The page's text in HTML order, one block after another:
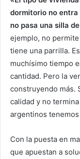
dormitorio no entra
no pasa una silla
ejemplo, no
tiene una parrilla.
muchísimo tiempo
cantidad. Pero la
construyendo más.
calidad y no
argentinos
Con la puesta en
que apuestan a